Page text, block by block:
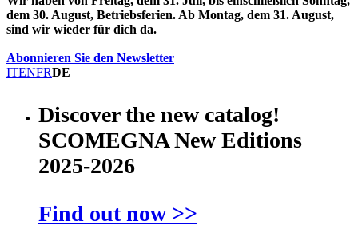
dem 30. August, Betriebsferien. Ab Montag, dem 31. August,
sind wir wieder für dich da.
Abonnieren Sie den Newsletter
ITENFRDE
Discover the new catalog!
SCOMEGNA New Editions
2025-2026
Find out now >>